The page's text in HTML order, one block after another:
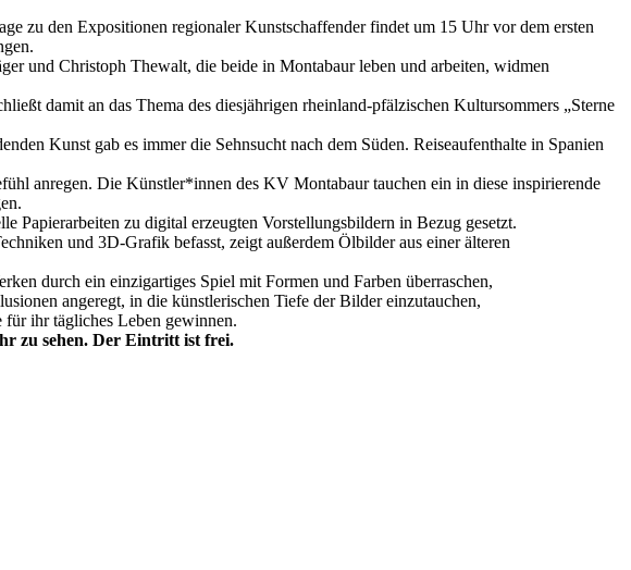
zu den Expositionen regionaler Kunstschaffender findet um 15 Uhr vor dem ersten
und Christoph Thewalt, die beide in Montabaur leben und arbeiten, widmen
damit an das Thema des diesjährigen rheinland-pfälzischen Kultursommers „Sterne
Kunst gab es immer die Sehnsucht nach dem Süden. Reiseaufenthalte in Spanien
anregen. Die Künstler*innen des KV Montabaur tauchen ein in diese inspirierende
Papierarbeiten zu digital erzeugten Vorstellungsbildern in Bezug gesetzt.
und 3D-Grafik befasst, zeigt außerdem Ölbilder aus einer älteren
durch ein einzigartiges Spiel mit Formen und Farben überraschen,
angeregt, in die künstlerischen Tiefe der Bilder einzutauchen,
für ihr tägliches Leben gewinnen.
zu sehen. Der Eintritt ist frei.